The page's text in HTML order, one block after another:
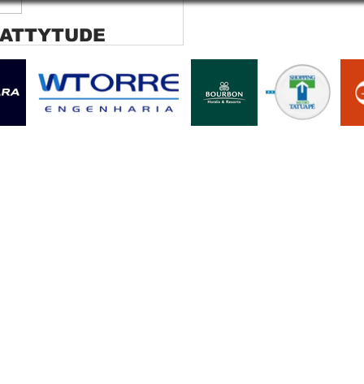
rolo tela solar
SP Cortina rolo tela
Jaguara SP